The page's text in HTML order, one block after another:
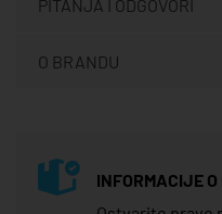
PITANJA I ODGOVORI
O BRANDU
INFORMACIJE O